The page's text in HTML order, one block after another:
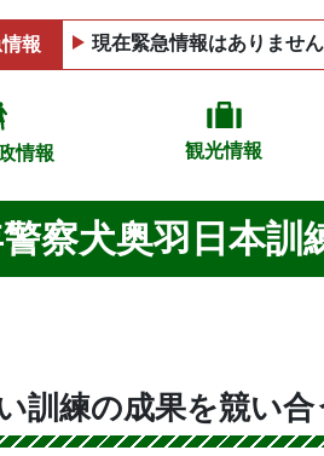
報 現在緊急情報はありません
情報 観光情報
察犬奥羽日本
訓練の成果を競い合